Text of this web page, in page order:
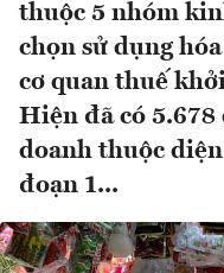
thuộc 5 nhóm
chọn sử dụng
cơ quan thuế
Hiện đã có
doanh thuộc
đoạn 1...